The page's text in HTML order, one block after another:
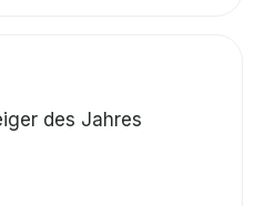
des Jahres